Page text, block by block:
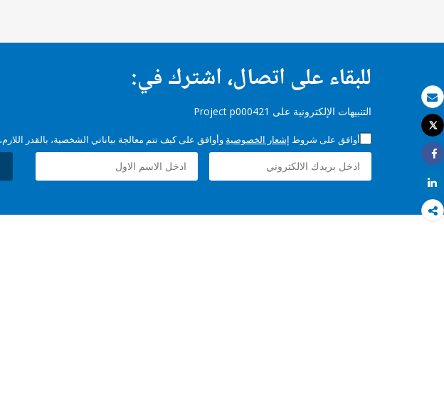
بريد الكتروني
طباعة
Tweet
Share
Share
للبقاء على اتصال، اشترك في:
التنبيهات الإلكترونية على Project p000421
أوافق على شروط إشعار الخصوصية وأوافق على كيف تتم معالجة بياناتي الشخصية، بالقدر